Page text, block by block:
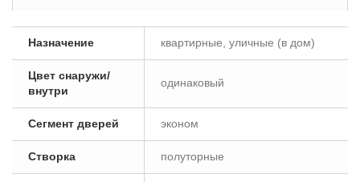
Назначение квартирные, уличные (в дом)
Цвет снаружи/
внутри
одинаковый
Сегмент дверей эконом
Створка полуторные